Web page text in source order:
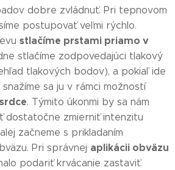
dobre zvládnuť. Pri tepnovom
postupovať veľmi rýchlo.
stlačíme prstami priamo v
stlačíme zodpovedajúci tlakový
tlakových bodov), a pokiaľ ide
sa ju v rámci možností
. Týmito úkonmi by sa nám
dostatočne zmierniť intenzitu
začneme s prikladaním
Pri správnej aplikácii obväzu
podariť krvácanie zastaviť.